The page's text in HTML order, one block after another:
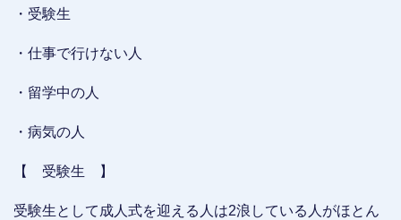
・受験生
・仕事で行けない人
・留学中の人
・病気の人
【 受験生 】
受験生として成人式を迎える人は2浪している人がほとん